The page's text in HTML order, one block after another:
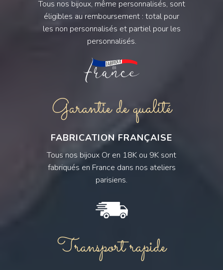
Tous nos bijoux, même personnalisés, sont
éligibles au remboursement : total pour
les non personnalisés et partiel pour les
personnalisés.
Garantie de qualité
FABRICATION FRANÇAISE
Tous nos bijoux Or en 18K ou 9K sont
fabriqués en France dans nos ateliers
parisiens.
Transport rapide